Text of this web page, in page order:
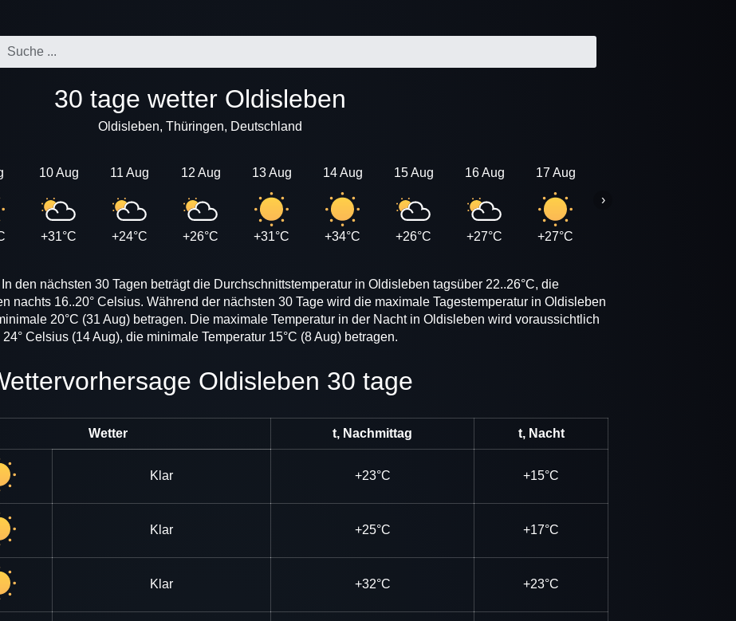
30 tage wetter Oldisleben
Oldisleben, Thüringen, Deutschland
10 Aug
+31°C
11 Aug
+24°C
12 Aug
+26°C
13 Aug
+31°C
14 Aug
+34°C
15 Aug
+26°C
16 Aug
+27°C
17 Aug
+27°C
›
den nächsten 30 Tagen beträgt die Durchschnittstemperatur in Oldisleben tagsüber 22..26°C, die
nachts 16..20° Celsius. Während der nächsten 30 Tage wird die maximale Tagestemperatur in Oldisleben
20°C (31 Aug) betragen. Die maximale Temperatur in der Nacht in Oldisleben wird voraussichtlich
24° Celsius (14 Aug), die minimale Temperatur 15°C (8 Aug) betragen.
Wettervorhersage Oldisleben 30 tage
Wetter t, Nachmittag t, Nacht
Klar +23°C +15°C
Klar +25°C +17°C
Klar +32°C +23°C